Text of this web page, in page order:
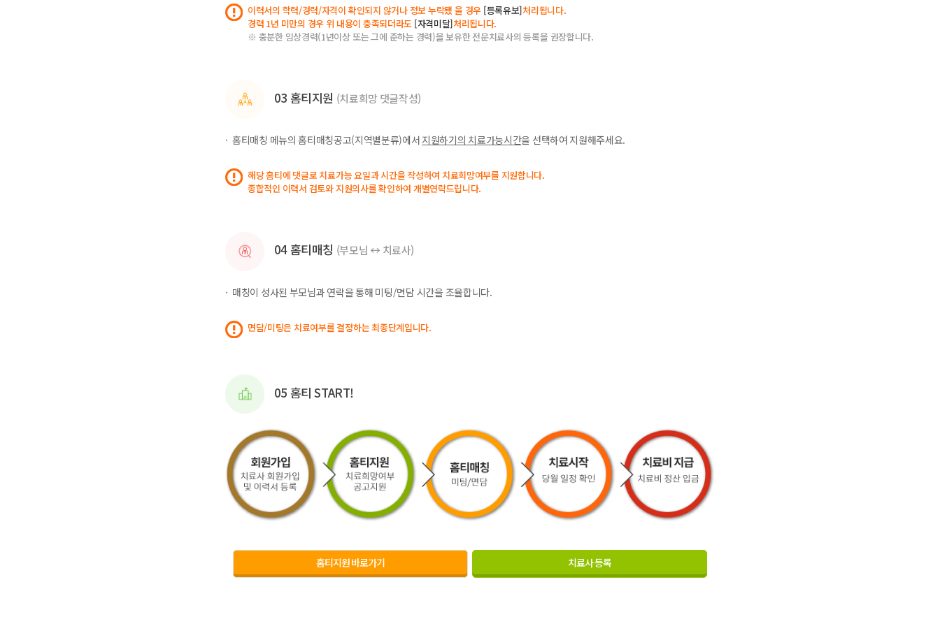
이력서의 학력/경력/자격이 확인되지 않거나 정보 누락됐 을 경우 [등록유보]처리됩니다.
경력 1년 미만의 경우 위 내용이 충족되더라도 [자격미달]처리됩니다.
※ 충분한 임상경력(1년이상 또는 그에 준하는 경력)을 보유한 전문치료사의 등록을 권장합니다.
03 홈티지원 (치료희망 댓글작성)
홈티매칭 메뉴의 홈티매칭공고(지역별분류)에서 지원하기의 치료가능시간을 선택하여 지원해주세요.
해당 홈티에 댓글로 치료가능 요일과 시간을 작성하여 치료희망여부를 지원합니다.
종합적인 이력서 검토와 지원의사를 확인하여 개별연락드립니다.
04 홈티매칭 (부모님 ↔ 치료사)
매칭이 성사된 부모님과 연락을 통해 미팅/면담 시간을 조율합니다.
면담/미팅은 치료여부를 결정하는 최종단계입니다.
05 홈티 START!
홈티지원 바로가기 치료사 등록